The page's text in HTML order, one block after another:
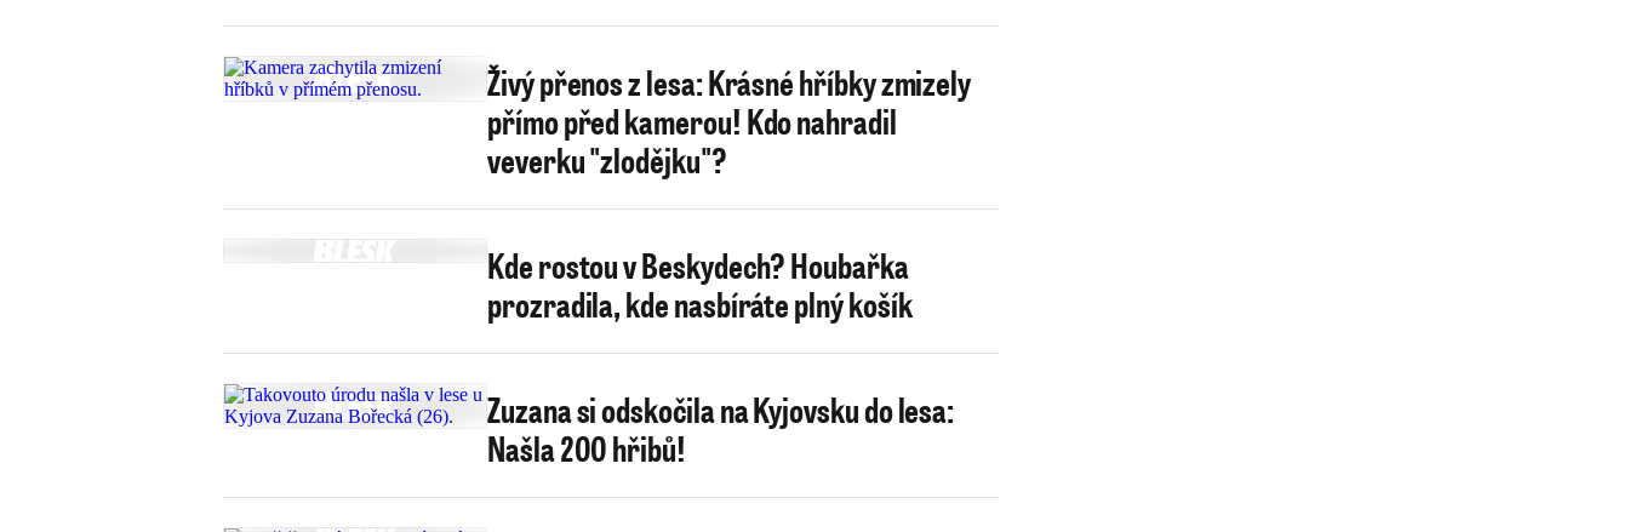
Živý přenos z lesa: Krásné hříbky zmizely
přímo před kamerou! Kdo nahradil
veverku "zlodějku"?
Kde rostou v Beskydech? Houbařka
prozradila, kde nasbíráte plný košík
Zuzana si odskočila na Kyjovsku do lesa:
Našla 200 hřibů!